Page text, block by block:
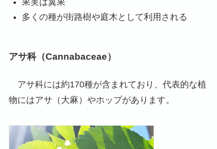
果実は翼果
多くの種が街路樹や庭木として利用される
アサ科（Cannabaceae）
アサ科には約170種が含まれており、代表的な植
物にはアサ（大麻）やホップがあります。